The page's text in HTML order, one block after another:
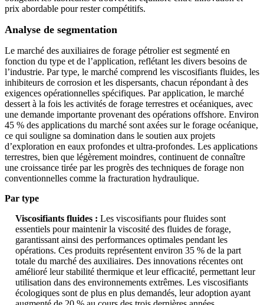
prix abordable pour rester compétitifs.
Analyse de segmentation
Le marché des auxiliaires de forage pétrolier est segmenté en
fonction du type et de l’application, reflétant les divers besoins de
l’industrie. Par type, le marché comprend les viscosifiants fluides, les
inhibiteurs de corrosion et les dispersants, chacun répondant à des
exigences opérationnelles spécifiques. Par application, le marché
dessert à la fois les activités de forage terrestres et océaniques, avec
une demande importante provenant des opérations offshore. Environ
45 % des applications du marché sont axées sur le forage océanique,
ce qui souligne sa domination dans le soutien aux projets
d’exploration en eaux profondes et ultra-profondes. Les applications
terrestres, bien que légèrement moindres, continuent de connaître
une croissance tirée par les progrès des techniques de forage non
conventionnelles comme la fracturation hydraulique.
Par type
Viscosifiants fluides : Les viscosifiants pour fluides sont
essentiels pour maintenir la viscosité des fluides de forage,
garantissant ainsi des performances optimales pendant les
opérations. Ces produits représentent environ 35 % de la part
totale du marché des auxiliaires. Des innovations récentes ont
amélioré leur stabilité thermique et leur efficacité, permettant leur
utilisation dans des environnements extrêmes. Les viscosifiants
écologiques sont de plus en plus demandés, leur adoption ayant